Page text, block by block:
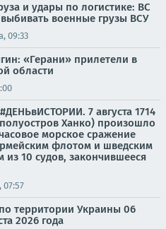
и удары по логистике: ВС
военные грузы ВСУ
09:33
«Герани» прилетели в
области
7 августа 1714
Ханко) произошло
морское сражение
флотом и шведским
из 10 судов, закончившееся
07:57
территории Украины 06
2026 года